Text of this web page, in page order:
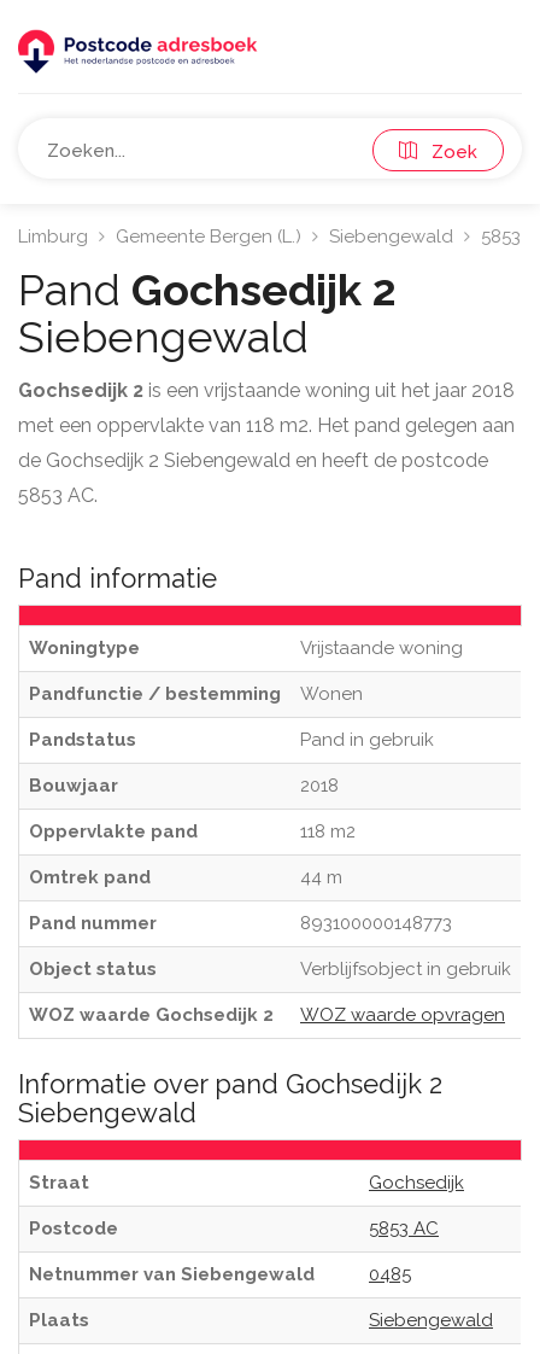
Zoek
Limburg Gemeente Bergen (L.) Siebengewald 5853
Pand Gochsedijk 2
Siebengewald
Gochsedijk 2 is een vrijstaande woning uit het jaar 2018
met een oppervlakte van 118 m2. Het pand gelegen aan
de Gochsedijk 2 Siebengewald en heeft de postcode
5853 AC.
Pand informatie
Woningtype Vrijstaande woning
Pandfunctie / bestemming Wonen
Pandstatus Pand in gebruik
Bouwjaar 2018
Oppervlakte pand 118 m2
Omtrek pand 44 m
Pand nummer 893100000148773
Object status Verblijfsobject in gebruik
WOZ waarde Gochsedijk 2 WOZ waarde opvragen
Informatie over pand Gochsedijk 2
Siebengewald
Straat Gochsedijk
Postcode 5853 AC
Netnummer van Siebengewald 0485
Plaats Siebengewald